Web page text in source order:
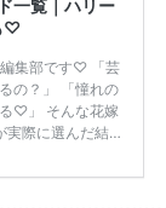
一覧｜ハリー
♡
集部です♡ 「芸
の？」 「憧れの
♡」 そんな花嫁
際に選んだ結婚
ファニーなど世界